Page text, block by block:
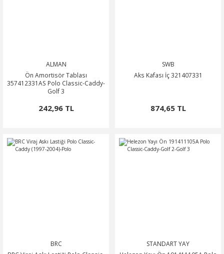
ALMAN
Ön Amortisör Tablası
357412331AS Polo Classic-Caddy-
Golf 3
242,96 TL
SWB
Aks Kafası İç 321407331
874,65 TL
BRC STANDART YAY